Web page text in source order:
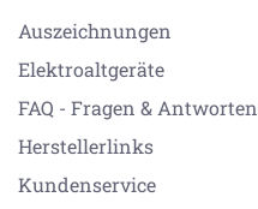
Auszeichnungen
Elektroaltgeräte
FAQ - Fragen & Antworten
Herstellerlinks
Kundenservice